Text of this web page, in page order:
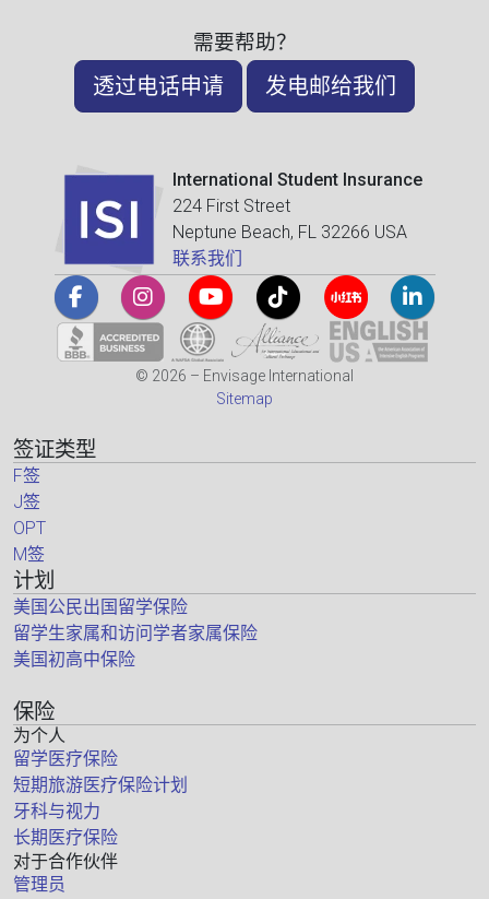
需要帮助？
透过电话申请 发电邮给我们
International Student Insurance
224 First Street
Neptune Beach, FL 32266 USA
联系我们
© 2026 – Envisage International
Sitemap
签证类型
F签
J签
OPT
M签
计划
美国公民出国留学保险
留学生家属和访问学者家属保险
美国初高中保险
保险
为个人
留学医疗保险
短期旅游医疗保险计划
牙科与视力
长期医疗保险
对于合作伙伴
管理员